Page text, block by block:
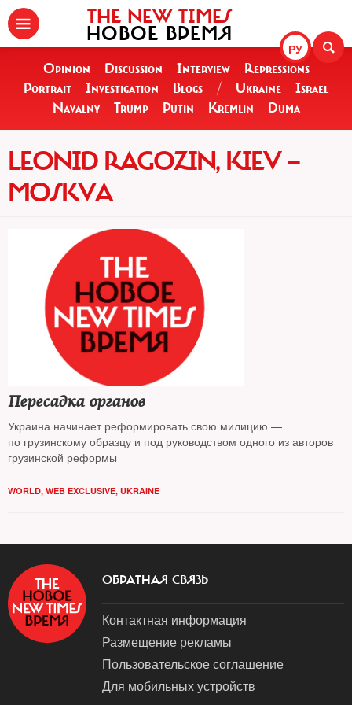
РУ
THE NEW TIMES
НОВОЕ ВРЕМЯ
Opinion Discussion Interview
Repressions
Portrait
Investigation Blogs / Ukraine
Israel
Navalny
Trump Putin Kremlin Duma
LEONID RAGOZIN, KIEV —
MOSKVA
Пересадка органов
Украина начинает реформировать свою милицию —
по грузинскому образцу и под руководством одного из авторов
грузинской реформы
WORLD, WEB EXCLUSIVE, UKRAINE
ОБРАТНАЯ СВЯЗЬ
Контактная информация
Размещение рекламы
Пользовательское соглашение
Для мобильных устройств